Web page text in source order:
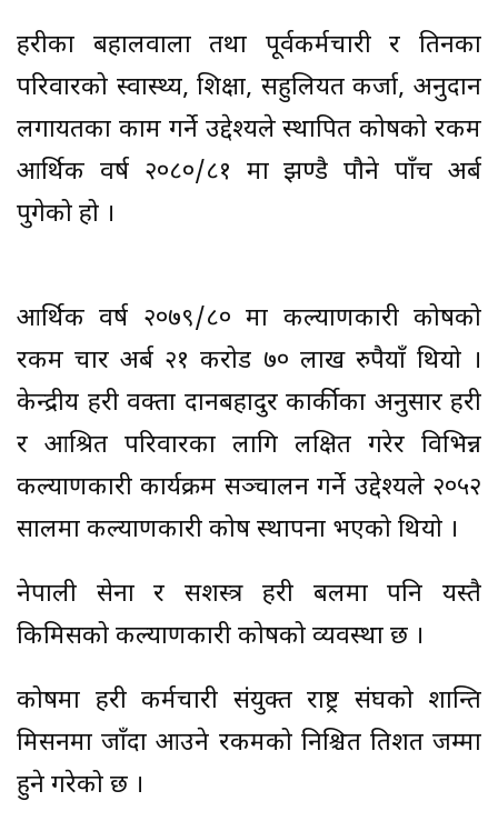
प्रहरीका बहालवाला तथा पूर्वकर्मचारी र तिनका
परिवारको स्वास्थ्य, शिक्षा, सहुलियत कर्जा, अनुदान
लगायतका काम गर्ने उद्देश्यले स्थापित कोषको रकम
आर्थिक वर्ष २०८०/८१ मा झण्डै पौने पाँच अर्ब
पुगेको हो ।
आर्थिक वर्ष २०७९/८० मा कल्याणकारी कोषको
रकम चार अर्ब २१ करोड ७० लाख रुपैयाँ थियो ।
केन्द्रीय प्रहरी प्रवक्ता दानबहादुर कार्कीका अनुसार प्रहरी
र आश्रित परिवारका लागि लक्षित गरेर विभिन्न
कल्याणकारी कार्यक्रम सञ्चालन गर्ने उद्देश्यले २०५२
सालमा कल्याणकारी कोष स्थापना भएको थियो ।
नेपाली सेना र सशस्त्र प्रहरी बलमा पनि यस्तै
किमिसको कल्याणकारी कोषको व्यवस्था छ ।
कोषमा प्रहरी कर्मचारी संयुक्त राष्ट्र संघको शान्ति
मिसनमा जाँदा आउने रकमको निश्चित प्रतिशत जम्मा
हुने गरेको छ ।